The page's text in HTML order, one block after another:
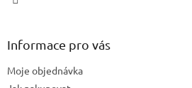
Informace pro vás
Moje objednávka